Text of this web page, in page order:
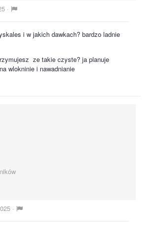
·
i w jakich dawkach? bardzo ladnie
ze takie czyste? ja planuje
wlokninie i nawadnianie
·